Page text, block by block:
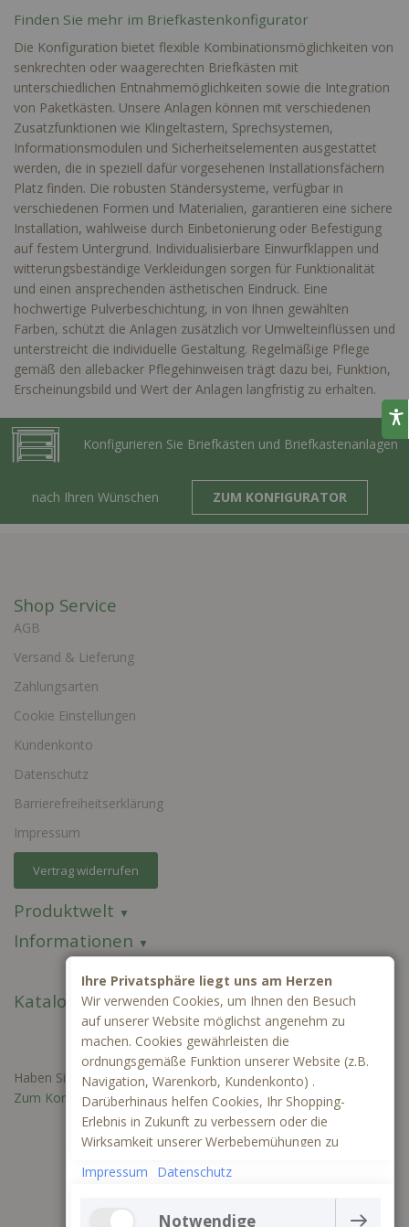
Finden Sie mehr im Briefkastenkonfigurator
Die Konfiguration bietet flexible Kombinationsmöglichkeiten von
senkrechten oder waagerechten Briefkästen mit
unterschiedlichen Entnahmemöglichkeiten sowie die Integration
von Paketkästen. Unsere Anlagen können mit verschiedenen
Zusatzfunktionen wie Klingeltastern, Sprechsystemen,
Informationsmodulen und Sicherheitselementen ausgestattet
werden, die in speziell dafür vorgesehenen Installationsfächern
Platz finden. Die robusten Ständersysteme, verfügbar in
verschiedenen Formen und Materialien, garantieren eine sichere
Installation, wahlweise durch Einbetonierung oder Befestigung
auf festem Untergrund. Individualisierbare Einwurfklappen und
witterungsbeständige Verkleidungen sorgen für Funktionalität
und einen ansprechenden ästhetischen Eindruck. Eine
hochwertige Pulverbeschichtung, in von Ihnen gewählten
Farben, schützt die Anlagen zusätzlich vor Umwelteinflüssen und
unterstreicht die individuelle Gestaltung. Regelmäßige Pflege
gemäß den allebacker Pflegehinweisen trägt dazu bei, Funktion,
Erscheinungsbild und Wert der Anlagen langfristig zu erhalten.
Konfigurieren Sie Briefkästen und Briefkastenanlagen
nach Ihren Wünschen ZUM KONFIGURATOR
Shop Service
AGB
Versand & Lieferung
Zahlungsarten
Cookie Einstellungen
Kundenkonto
Datenschutz
Barrierefreiheitserklärung
Impressum
Vertrag widerrufen
Produktwelt
Informationen
Kataloge
Haben Sie Fragen oder benötigen Sie ein individuelles Angebot?
Zum Kontaktformular
Ihre Privatsphäre liegt uns am Herzen
Wir verwenden Cookies, um Ihnen den Besuch
auf unserer Website möglichst angenehm zu
machen. Cookies gewährleisten die
ordnungsgemäße Funktion unserer Website (z.B.
Navigation, Warenkorb, Kundenkonto) .
Darüberhinaus helfen Cookies, Ihr Shopping-
Erlebnis in Zukunft zu verbessern oder die
Wirksamkeit unserer Werbebemühungen zu
Cookies und Tracking mittels Google Analytics
besser verstehen, wie unsere Seite genutzt wird.
Impressum Datenschutz
Notwendige